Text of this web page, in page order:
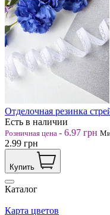
Отделочная резинка
Есть в наличии
Розничная цена - 6.97 грн
2.99 грн
Купить
Каталог
Карта цветов